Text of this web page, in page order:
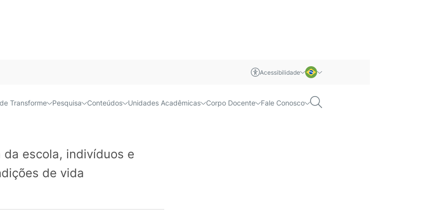
Acessibilidade
Português
Transforme Pesquisa Conteúdos Unidades Acadêmicas Corpo Docente Fale Conosco
R$ 124
da escola, indivíduos e
de vida